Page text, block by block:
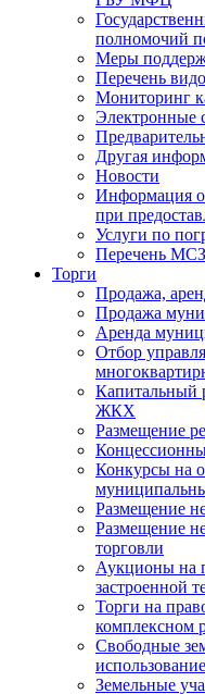
полномочий
Меры
Перечень
Мониторинг
Электронные
Другая
Новости
Информация
при
Услуги по
Перечень
Торги
Продажа,
Продажа
Аренда
Отбор
Капитальный
ЖКХ
Размещение
Конкурсы на
Размещение
Размещение
торговли
Аукционы на
застроенной
Торги на
комплексном
Свободные
использование
Земельные